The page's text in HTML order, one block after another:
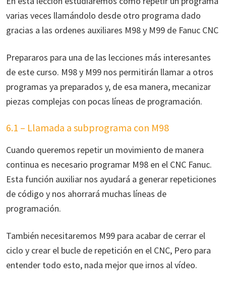
varias veces llamándolo desde otro programa dado
gracias a las ordenes auxiliares M98 y M99 de Fanuc CNC
Prepararos para una de las lecciones más interesantes
de este curso. M98 y M99 nos permitirán llamar a otros
programas ya preparados y, de esa manera, mecanizar
piezas complejas con pocas líneas de programación.
6.1 – Llamada a subprograma con M98
Cuando queremos repetir un movimiento de manera
continua es necesario programar M98 en el CNC Fanuc.
Esta función auxiliar nos ayudará a generar repeticiones
de código y nos ahorrará muchas líneas de
programación.
También necesitaremos M99 para acabar de cerrar el
ciclo y crear el bucle de repetición en el CNC, Pero para
entender todo esto, nada mejor que irnos al vídeo.